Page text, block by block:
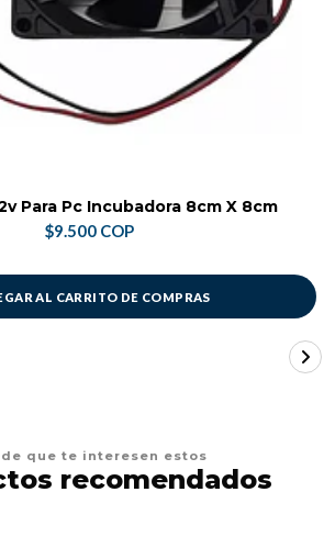
Para Pc Incubadora 8cm X 8cm
$9.500 COP
AL CARRITO DE COMPRAS
que te interesen estos
recomendados